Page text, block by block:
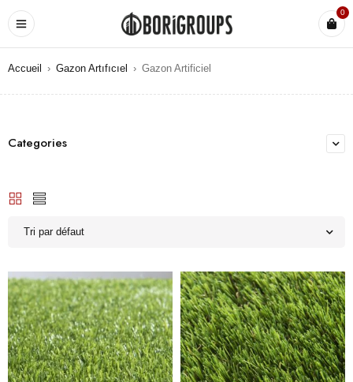
0
Accueil › Gazon Artıfıcıel › Gazon Artificiel
Categories
Tri par défaut